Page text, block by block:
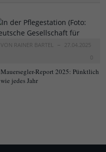
VON RAINER BARTEL
27.04.2025
0
Mauersegler-Report 2025: Pünktlich
wie jedes Jahr